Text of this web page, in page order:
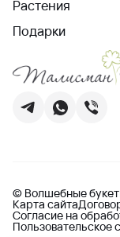
Растения
Подарки
© Волшебные
Карта сайта
Согласие на
Пользовательское